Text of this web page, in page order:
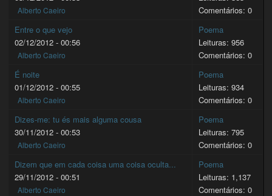
Alberto Caeiro
Comentários: 0
Entre o que vejo
02/12/2012 - 00:56
Alberto Caeiro
Poema
Leituras: 956
Comentários: 0
É noite
01/12/2012 - 00:55
Alberto Caeiro
Poema
Leituras: 934
Comentários: 0
Dizes-me: tu és mais alguma cousa
30/11/2012 - 00:53
Alberto Caeiro
Poema
Leituras: 795
Comentários: 0
Dizem que em cada coisa uma coisa oculta...
29/11/2012 - 00:51
Alberto Caeiro
Poema
Leituras: 1,137
Comentários: 0